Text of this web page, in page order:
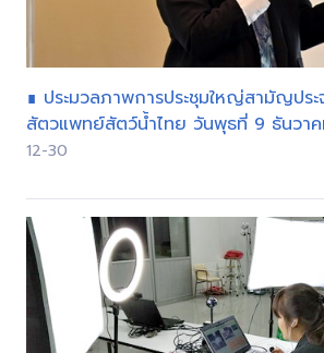
∎ ประมวลภาพการประชุมใหญ่สามัญปร
สัตวแพทย์สัตว์น้ำไทย วันพุธที่ 9 ธันวา
12-30